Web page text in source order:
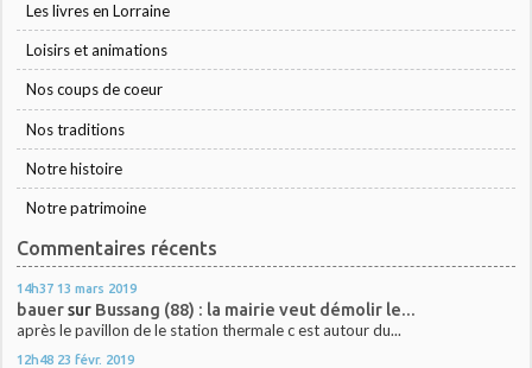
Les livres en Lorraine
Loisirs et animations
Nos coups de coeur
Nos traditions
Notre histoire
Notre patrimoine
Commentaires récents
14h37 13 mars 2019
bauersur Bussang (88) : la mairie veut démolir le...
après le pavillon de le station thermale c est autour du...
12h48 23 févr. 2019